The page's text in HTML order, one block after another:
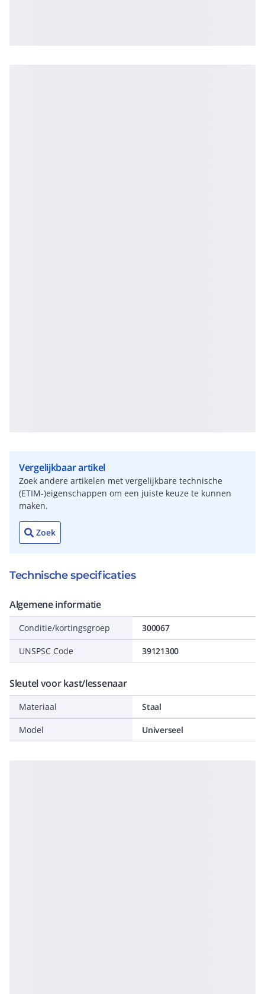
Vergelijkbaar artikel
Zoek andere artikelen met vergelijkbare technische
(ETIM-)eigenschappen om een juiste keuze te kunnen
maken.
Zoek
Technische specificaties
Algemene informatie
Conditie/kortingsgroep 300067
UNSPSC Code 39121300
Sleutel voor kast/lessenaar
Materiaal Staal
Model Universeel